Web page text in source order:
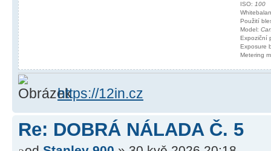
ISO: 100
Použití
Model:
Expoziční
Exposure
Metering
https://12in.cz
Re: DOBRÁ NÁLADA Č. 5